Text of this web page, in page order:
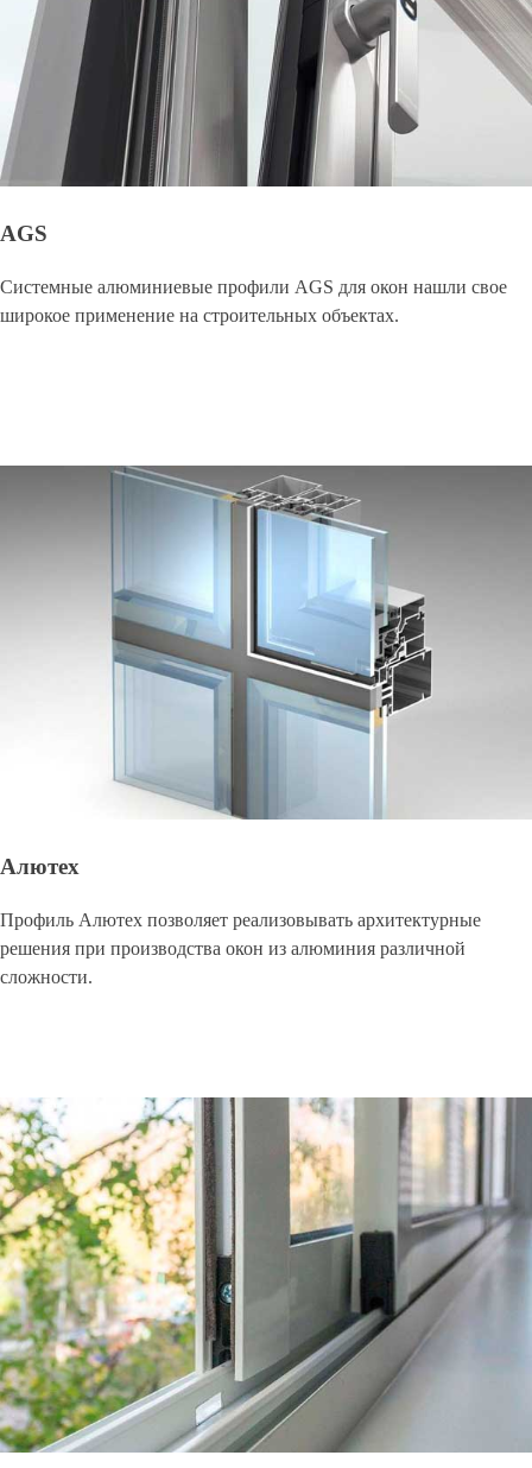
AGS
Системные алюминиевые профили AGS для окон нашли свое
широкое применение на строительных объектах.
Алютех
Профиль Алютех позволяет реализовывать архитектурные
решения при производства окон из алюминия различной
сложности.